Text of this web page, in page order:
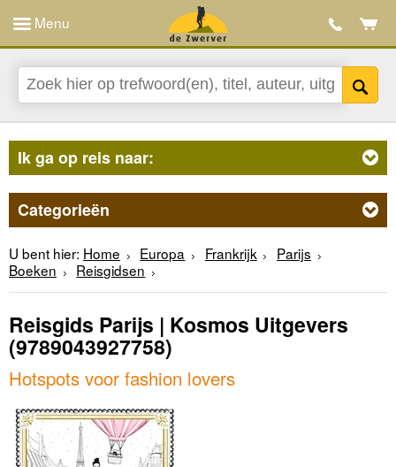
Menu
Ik ga op reis naar:
Categorieën
U bent hier: Home Europa Frankrijk
Parijs
Boeken
Reisgidsen
Reisgids Parijs | Kosmos Uitgevers
(9789043927758)
Hotspots voor fashion lovers